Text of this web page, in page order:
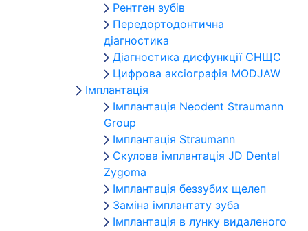
Рентген зубів
Передортодонтична
діагностика
Діагностика дисфункції СНЩС
Цифрова аксіографія MODJAW
Імплантація
Імплантація Neodent Straumann
Group
Імплантація Straumann
Скулова імплантація JD Dental
Zygoma
Імплантація беззубих щелеп
Заміна імплантату зуба
Імплантація в лунку видаленого